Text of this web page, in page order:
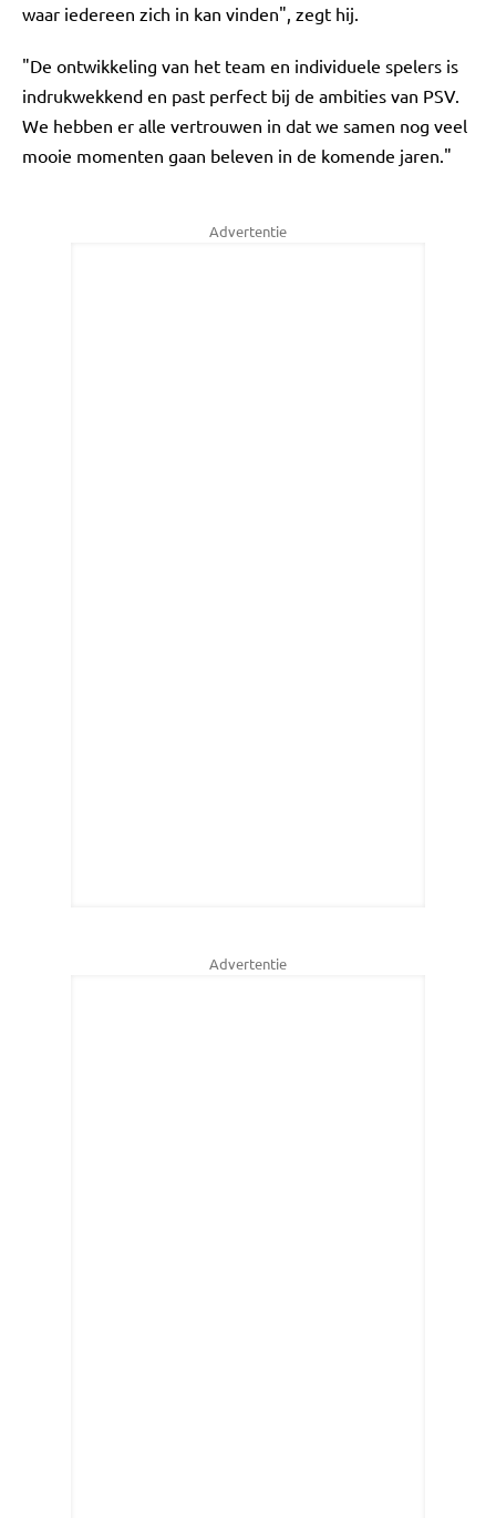
waar iedereen zich in kan vinden", zegt hij.
"De ontwikkeling van het team en individuele spelers is
indrukwekkend en past perfect bij de ambities van PSV.
We hebben er alle vertrouwen in dat we samen nog veel
mooie momenten gaan beleven in de komende jaren."
Advertentie
Advertentie